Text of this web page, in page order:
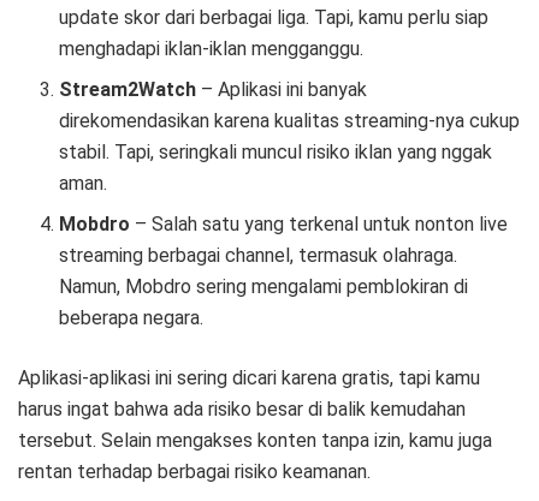
update skor dari berbagai liga. Tapi, kamu perlu siap
menghadapi iklan-iklan mengganggu.
Stream2Watch – Aplikasi ini banyak
direkomendasikan karena kualitas streaming-nya cukup
stabil. Tapi, seringkali muncul risiko iklan yang nggak
aman.
Mobdro – Salah satu yang terkenal untuk nonton live
streaming berbagai channel, termasuk olahraga.
Namun, Mobdro sering mengalami pemblokiran di
beberapa negara.
Aplikasi-aplikasi ini sering dicari karena gratis, tapi kamu
harus ingat bahwa ada risiko besar di balik kemudahan
tersebut. Selain mengakses konten tanpa izin, kamu juga
rentan terhadap berbagai risiko keamanan.